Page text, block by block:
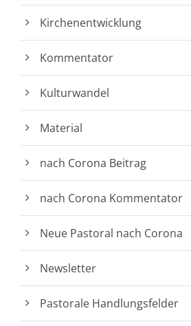
Kirchenentwicklung
Kommentator
Kulturwandel
Material
nach Corona Beitrag
nach Corona Kommentator
Neue Pastoral nach Corona
Newsletter
Pastorale Handlungsfelder